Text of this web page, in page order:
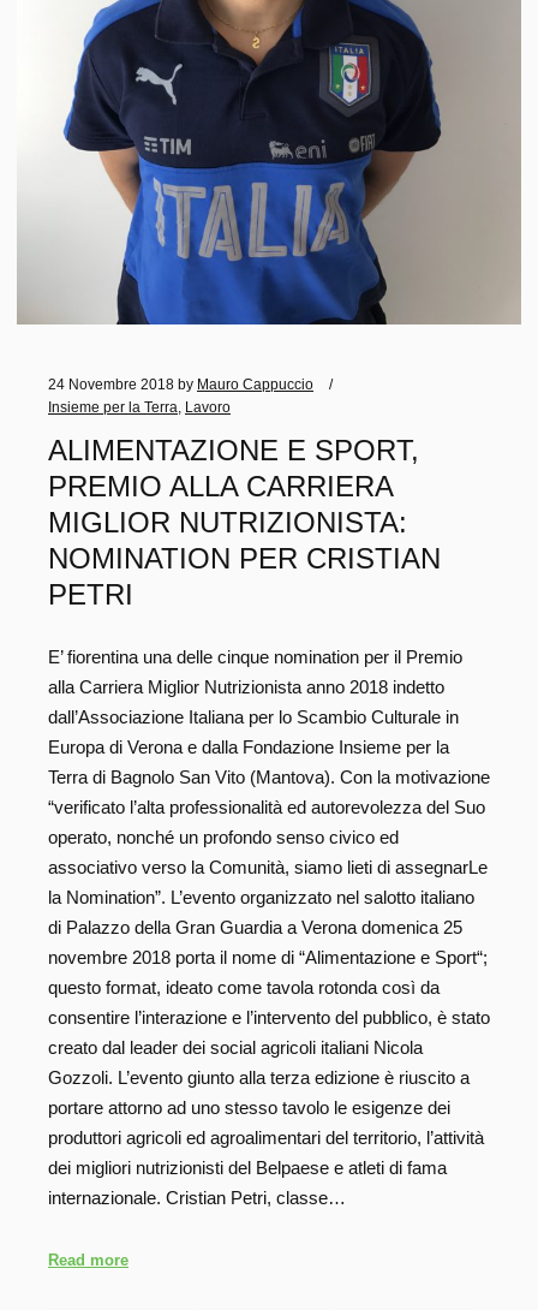
24 Novembre 2018 by Mauro Cappuccio
Insieme per la Terra
Lavoro
ALIMENTAZIONE E SPORT,
PREMIO ALLA CARRIERA
MIGLIOR NUTRIZIONISTA:
NOMINATION PER CRISTIAN
PETRI
E’ fiorentina una delle cinque nomination per il Premio
alla Carriera Miglior Nutrizionista anno 2018 indetto
dall’Associazione Italiana per lo Scambio Culturale in
Europa di Verona e dalla Fondazione Insieme per la
Terra di Bagnolo San Vito (Mantova). Con la motivazione
“verificato l’alta professionalità ed autorevolezza del Suo
operato, nonché un profondo senso civico ed
associativo verso la Comunità, siamo lieti di assegnarLe
la Nomination”. L’evento organizzato nel salotto italiano
di Palazzo della Gran Guardia a Verona domenica 25
novembre 2018 porta il nome di “Alimentazione e Sport“;
questo format, ideato come tavola rotonda così da
consentire l’interazione e l’intervento del pubblico, è stato
creato dal leader dei social agricoli italiani Nicola
Gozzoli. L’evento giunto alla terza edizione è riuscito a
portare attorno ad uno stesso tavolo le esigenze dei
produttori agricoli ed agroalimentari del territorio, l’attività
dei migliori nutrizionisti del Belpaese e atleti di fama
internazionale. Cristian Petri, classe…
Read more